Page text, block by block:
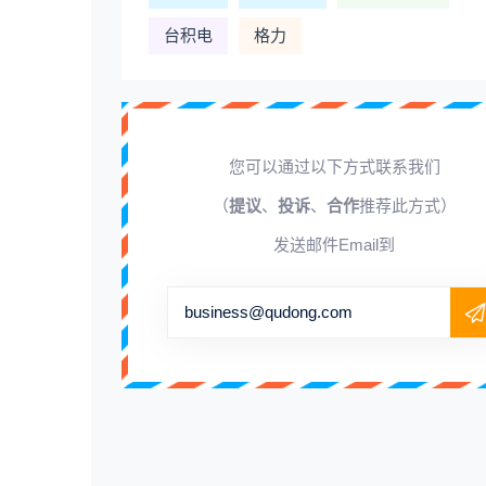
台积电 格力
您可以通过以下方式联系我们
（提议、 投诉、 合作推荐此方式）
发送邮件Email到
business@qudong.com